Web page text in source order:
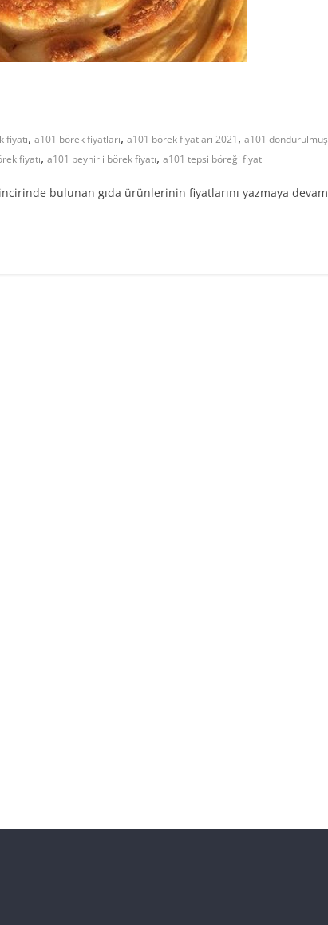
fiyatı, a101 börek fiyatları, a101 börek fiyatları 2021, a101 dondurulmuş
fiyatı, a101 peynirli börek fiyatı, a101 tepsi böreği fiyatı
bulunan gıda ürünlerinin fiyatlarını yazmaya devam